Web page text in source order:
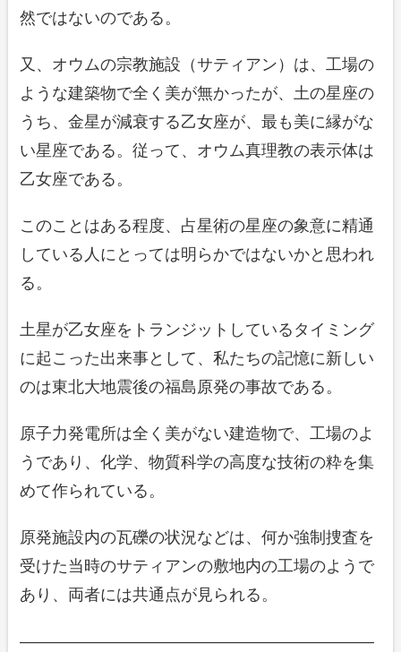
然ではないのである。
又、オウムの宗教施設（サティアン）は、工場の
ような建築物で全く美が無かったが、土の星座の
うち、金星が減衰する乙女座が、最も美に縁がな
い星座である。従って、オウム真理教の表示体は
乙女座である。
このことはある程度、占星術の星座の象意に精通
している人にとっては明らかではないかと思われ
る。
土星が乙女座をトランジットしているタイミング
に起こった出来事として、私たちの記憶に新しい
のは東北大地震後の福島原発の事故である。
原子力発電所は全く美がない建造物で、工場のよ
うであり、化学、物質科学の高度な技術の粋を集
めて作られている。
原発施設内の瓦礫の状況などは、何か強制捜査を
受けた当時のサティアンの敷地内の工場のようで
あり、両者には共通点が見られる。
——————————————————————